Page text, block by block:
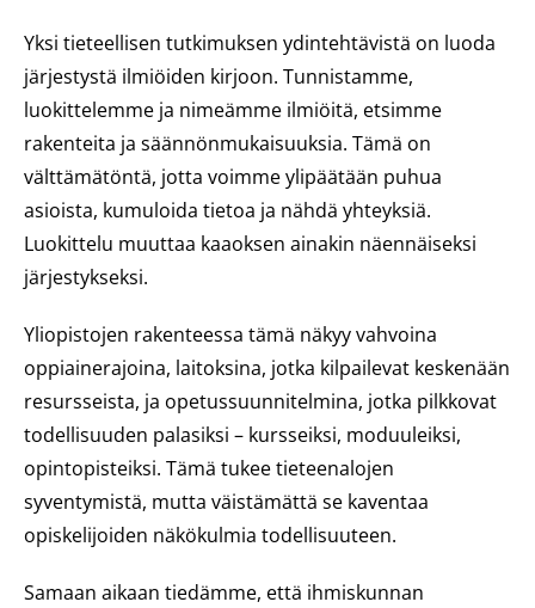
Yksi tieteellisen tutkimuksen ydintehtävistä on luoda
järjestystä ilmiöiden kirjoon. Tunnistamme,
luokittelemme ja nimeämme ilmiöitä, etsimme
rakenteita ja säännönmukaisuuksia. Tämä on
välttämätöntä, jotta voimme ylipäätään puhua
asioista, kumuloida tietoa ja nähdä yhteyksiä.
Luokittelu muuttaa kaaoksen ainakin näennäiseksi
järjestykseksi.
Yliopistojen rakenteessa tämä näkyy vahvoina
oppiainerajoina, laitoksina, jotka kilpailevat keskenään
resursseista, ja opetussuunnitelmina, jotka pilkkovat
todellisuuden palasiksi – kursseiksi, moduuleiksi,
opintopisteiksi. Tämä tukee tieteenalojen
syventymistä, mutta väistämättä se kaventaa
opiskelijoiden näkökulmia todellisuuteen.
Samaan aikaan tiedämme, että ihmiskunnan